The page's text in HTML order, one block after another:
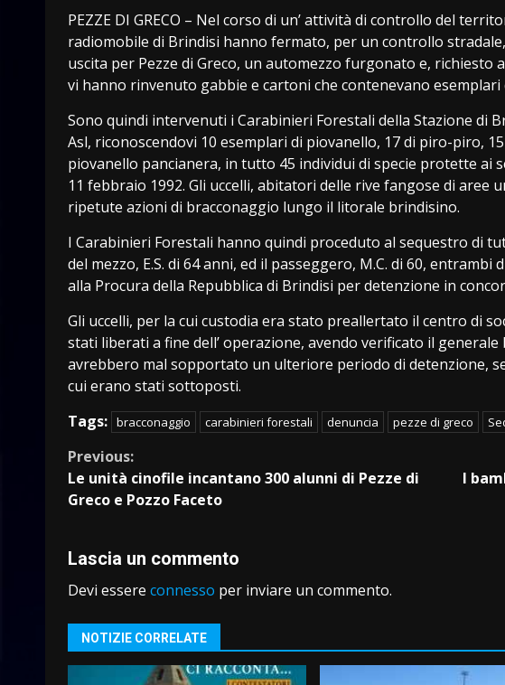
PEZZE DI GRECO – Nel corso di un’ attività di controllo del
radiomobile di Brindisi hanno fermato, per un controllo
uscita per Pezze di Greco, un automezzo furgonato e,
vi hanno rinvenuto gabbie e cartoni che contenevano
Sono quindi intervenuti i Carabinieri Forestali della Stazione di
Asl, riconoscendovi 10 esemplari di piovanello, 17 di piro-piro,
piovanello pancianera, in tutto 45 individui di specie protette ai
11 febbraio 1992. Gli uccelli, abitatori delle rive fangose di
ripetute azioni di bracconaggio lungo il litorale brindisino.
I Carabinieri Forestali hanno quindi proceduto al sequestro di
del mezzo, E.S. di 64 anni, ed il passeggero, M.C. di 60,
alla Procura della Repubblica di Brindisi per detenzione in
Gli uccelli, per la cui custodia era stato preallertato il centro di
stati liberati a fine dell’ operazione, avendo verificato il
avrebbero mal sopportato un ulteriore periodo di detenzione,
cui erano stati sottoposti.
Tags: bracconaggio carabinieri forestali denuncia pezze di greco
Continue
Reading
Previous:
Le unità cinofile incantano 300 alunni di Pezze di
Greco e Pozzo Faceto
I
Lascia un commento
Devi essere connesso per inviare un commento.
NOTIZIE CORRELATE